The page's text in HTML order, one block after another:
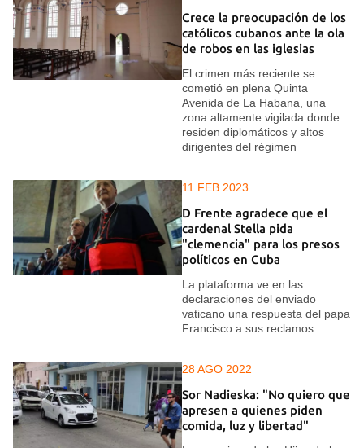
Crece la preocupación de los
católicos cubanos ante la ola
de robos en las iglesias
El crimen más reciente se
cometió en plena Quinta
Avenida de La Habana, una
zona altamente vigilada donde
residen diplomáticos y altos
dirigentes del régimen
11 FEB 2023
D Frente agradece que el
cardenal Stella pida
"clemencia" para los presos
políticos en Cuba
La plataforma ve en las
declaraciones del enviado
vaticano una respuesta del papa
Francisco a sus reclamos
28 AGO 2022
Sor Nadieska: "No quiero que
apresen a quienes piden
comida, luz y libertad"